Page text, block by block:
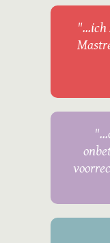
"...ich